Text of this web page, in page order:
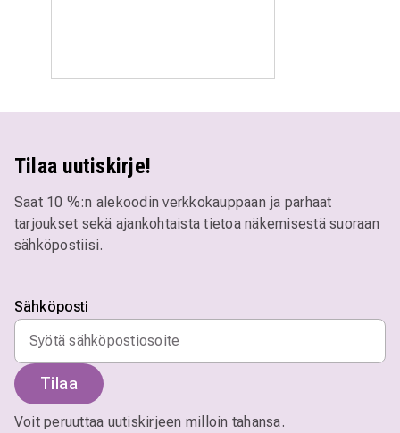
Tilaa uutiskirje!
Saat 10 %:n alekoodin verkkokauppaan ja parhaat
tarjoukset sekä ajankohtaista tietoa näkemisestä suoraan
sähköpostiisi.
Sähköposti
Tilaa
Voit peruuttaa uutiskirjeen milloin tahansa.